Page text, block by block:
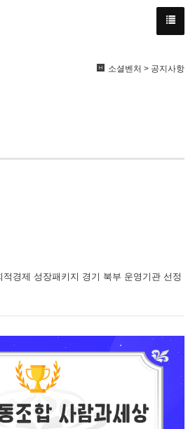
소셜벤처 > 공지사항
적경제 성장패키지 경기 북부 운영기관 선정